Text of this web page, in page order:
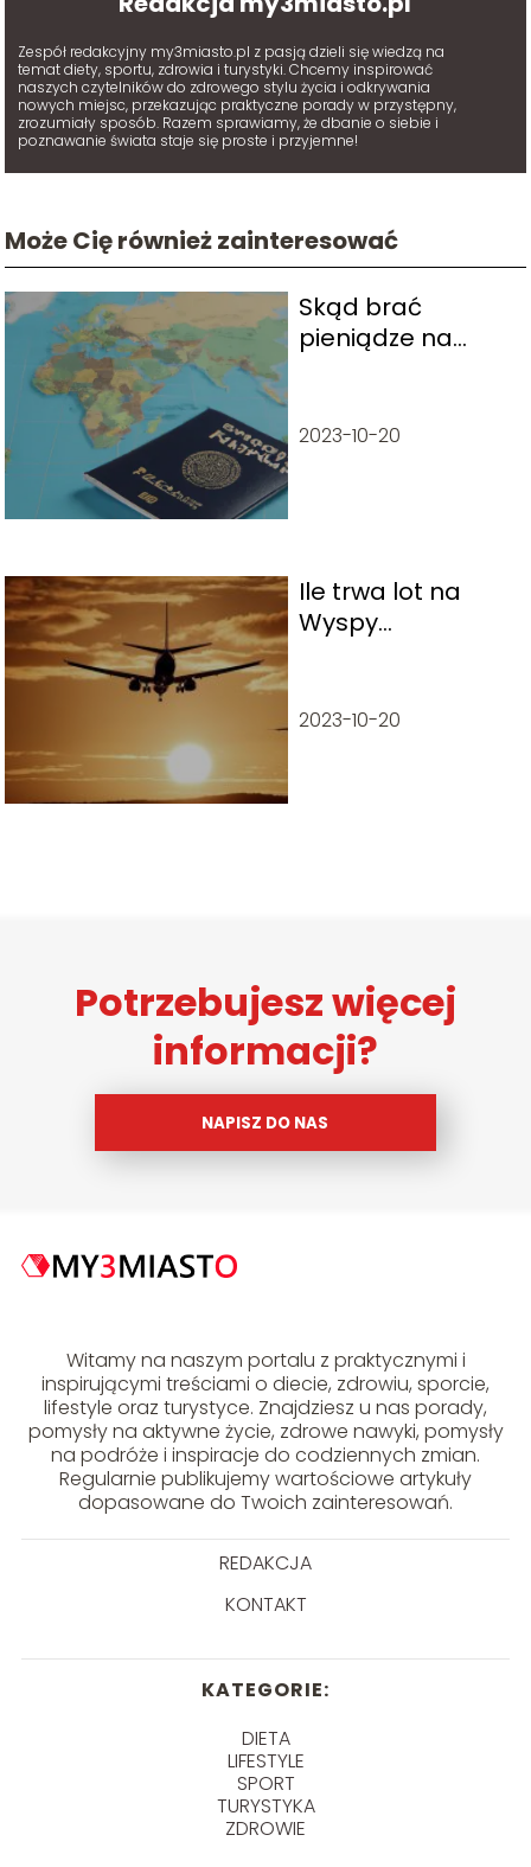
Zespół redakcyjny my3miasto.pl z pasją dzieli się wiedzą na
temat diety, sportu, zdrowia i turystyki. Chcemy inspirować
naszych czytelników do zdrowego stylu życia i odkrywania
nowych miejsc, przekazując praktyczne porady w przystępny,
zrozumiały sposób. Razem sprawiamy, że dbanie o siebie i
poznawanie świata staje się proste i przyjemne!
Może Cię również zainteresować
Skąd brać
pieniądze na
2023-10-20
Ile trwa lot na
Wyspy
odpoczynek nad
2023-10-20
Potrzebujesz więcej
informacji?
NAPISZ DO NAS
Witamy na naszym portalu z praktycznymi i
inspirującymi treściami o diecie, zdrowiu, sporcie,
lifestyle oraz turystyce. Znajdziesz u nas porady,
pomysły na aktywne życie, zdrowe nawyki, pomysły
na podróże i inspiracje do codziennych zmian.
Regularnie publikujemy wartościowe artykuły
dopasowane do Twoich zainteresowań.
REDAKCJA
KONTAKT
KATEGORIE:
DIETA
LIFESTYLE
SPORT
TURYSTYKA
ZDROWIE